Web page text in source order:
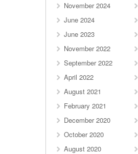
November 2024
June 2024
June 2023
November 2022
September 2022
April 2022
August 2021
February 2021
December 2020
October 2020
August 2020